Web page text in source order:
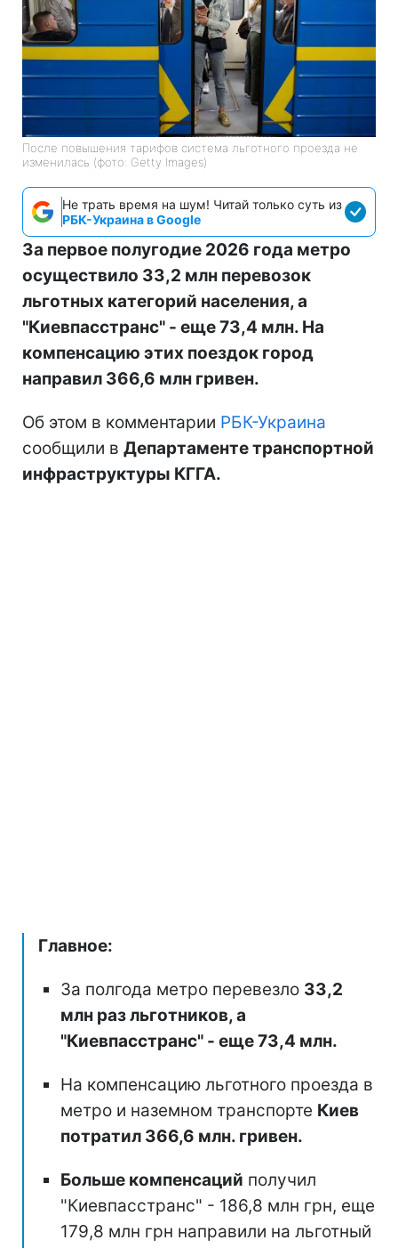
После повышения тарифов система льготного проезда не
изменилась (фото: Getty Images)
Не трать время на шум! Читай только суть из
РБК-Украина в Google
За первое полугодие 2026 года метро
осуществило 33,2 млн перевозок
льготных категорий населения, а
"Киевпасстранс" - еще 73,4 млн. На
компенсацию этих поездок город
направил 366,6 млн гривен.
Об этом в комментарии РБК-Украина
сообщили в Департаменте транспортной
инфраструктуры КГГА.
Главное:
За полгода метро перевезло 33,2
млн раз льготников, а
"Киевпасстранс" - еще 73,4 млн.
На компенсацию льготного проезда в
метро и наземном транспорте Киев
потратил 366,6 млн. гривен.
Больше компенсаций получил
"Киевпасстранс" - 186,8 млн грн, еще
179,8 млн грн направили на льготный